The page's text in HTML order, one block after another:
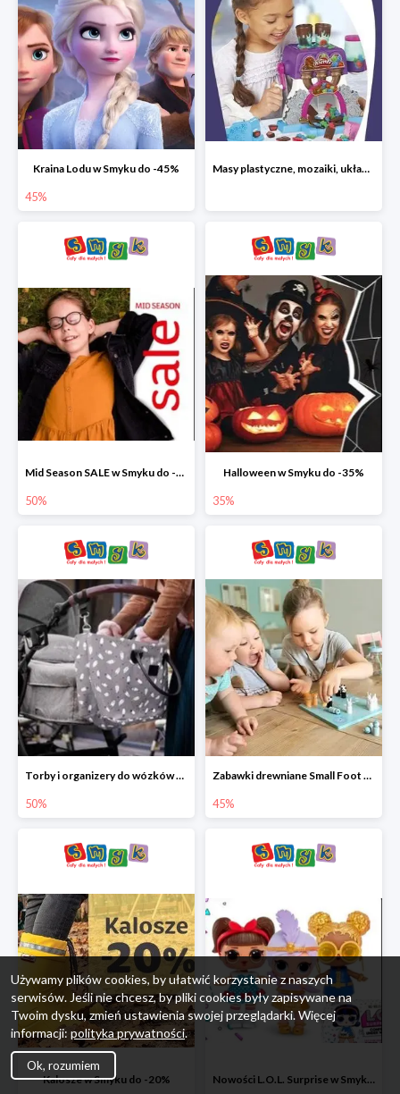
Kraina Lodu w Smyku do -45%
45%
Masy plastyczne, mozaiki, układanki do -45%
Mid Season SALE w Smyku do -50%
50%
Halloween w Smyku do -35%
35%
Torby i organizery do wózków w Smyku do -50%
50%
Zabawki drewniane Small Foot do -45%
45%
Kalosze w Smyku do -20% Nowości L.O.L. Surprise w Smyku do -45%
Używamy plików cookies, by ułatwić korzystanie z naszych
serwisów. Jeśli nie chcesz, by pliki cookies były zapisywane na
Twoim dysku, zmień ustawienia swojej przeglądarki. Więcej
informacji: polityka prywatności.
Ok, rozumiem